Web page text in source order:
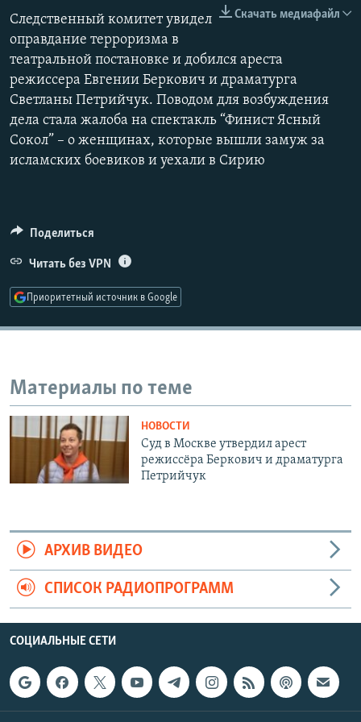
РАСПИСАНИЕ ВЕЩАНИЯ
ПОДПИШИТЕСЬ НА РАССЫЛКУ
СОЦИАЛЬНЫЕ СЕТИ
720p 1080p
480p
720p
1080p
Скачать медиафайл
Следственный комитет увидел
оправдание терроризма в
театральной постановке и добился ареста
режиссера Евгении Беркович и драматурга
Светланы Петрийчук. Поводом для возбуждения
дела стала жалоба на спектакль “Финист Ясный
Сокол” – о женщинах, которые вышли замуж за
исламских боевиков и уехали в Сирию
Поделиться
Читать без VPN
Приоритетный источник в Google
Материалы по теме
НОВОСТИ
Суд в Москве утвердил арест
режиссёра Беркович и драматурга
Петрийчук
АРХИВ ВИДЕО
СПИСОК РАДИОПРОГРАММ
СОЦИАЛЬНЫЕ СЕТИ